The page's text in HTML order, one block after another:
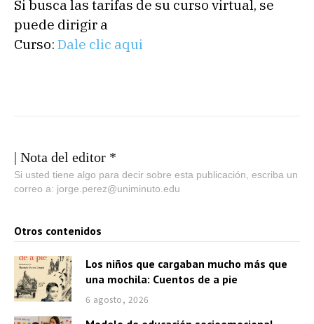
Si busca las tarifas de su curso virtual, se
puede dirigir a
Curso: Dale clic aqui
| Nota del editor *
Si usted tiene algo para decir sobre esta publicación, escriba un
correo a: jorge.perez@uniminuto.edu
Otros contenidos
Los niños que cargaban mucho más que
una mochila: Cuentos de a pie
6 agosto, 2026